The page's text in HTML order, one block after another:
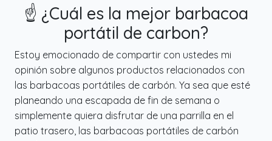
☝️ ¿Cuál es la mejor barbacoa
portátil de carbon?
Estoy emocionado de compartir con ustedes mi
opinión sobre algunos productos relacionados con
las barbacoas portátiles de carbón. Ya sea que esté
planeando una escapada de fin de semana o
simplemente quiera disfrutar de una parrilla en el
patio trasero, las barbacoas portátiles de carbón